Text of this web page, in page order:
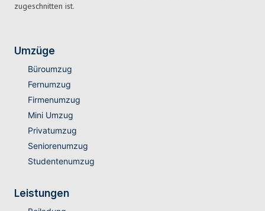
zugeschnitten ist.
Umzüge
Büroumzug
Fernumzug
Firmenumzug
Mini Umzug
Privatumzug
Seniorenumzug
Studentenumzug
Leistungen